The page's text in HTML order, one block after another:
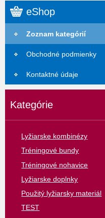
eShop
Zoznam kategórií
Obchodné podmienky
Kontaktné údaje
Kategórie
Lyžiarske kombinézy
Tréningové bundy
Tréningové nohavice
Lyžiarske doplnky
Použitý lyžiarsky materiál
TEST